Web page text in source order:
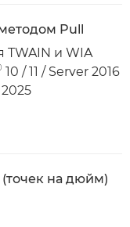
Pull
TWAIN и WIA
10 / 11 / Server 2016
на дюйм)